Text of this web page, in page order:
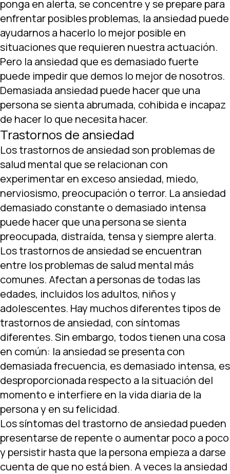
ponga en alerta, se concentre y se prepare para
enfrentar posibles problemas, la ansiedad puede
ayudarnos a hacerlo lo mejor posible en
situaciones que requieren nuestra actuación.
Pero la ansiedad que es demasiado fuerte
puede impedir que demos lo mejor de nosotros.
Demasiada ansiedad puede hacer que una
persona se sienta abrumada, cohibida e incapaz
de hacer lo que necesita hacer.
Trastornos de ansiedad
Los trastornos de ansiedad son problemas de
salud mental que se relacionan con
experimentar en exceso ansiedad, miedo,
nerviosismo, preocupación o terror. La ansiedad
demasiado constante o demasiado intensa
puede hacer que una persona se sienta
preocupada, distraída, tensa y siempre alerta.
Los trastornos de ansiedad se encuentran
entre los problemas de salud mental más
comunes. Afectan a personas de todas las
edades, incluidos los adultos, niños y
adolescentes. Hay muchos diferentes tipos de
trastornos de ansiedad, con síntomas
diferentes. Sin embargo, todos tienen una cosa
en común: la ansiedad se presenta con
demasiada frecuencia, es demasiado intensa, es
desproporcionada respecto a la situación del
momento e interfiere en la vida diaria de la
persona y en su felicidad.
Los síntomas del trastorno de ansiedad pueden
presentarse de repente o aumentar poco a poco
y persistir hasta que la persona empieza a darse
cuenta de que no está bien. A veces la ansiedad